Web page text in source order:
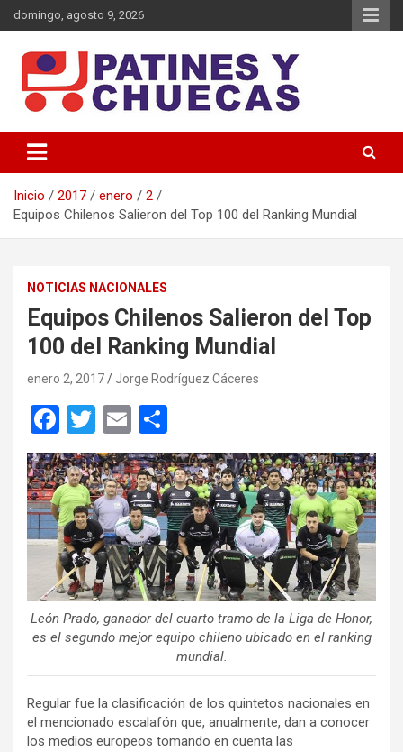
Saltar
al
domingo, agosto 9, 2026
Patines y Chuecas
Inicio 2017 enero
2
Equipos Chilenos Salieron del Top 100 del Ranking Mundial
NOTICIAS NACIONALES
Equipos Chilenos Salieron del Top
100 del Ranking Mundial
enero 2, 2017 Jorge Rodríguez Cáceres
F
a
ce
b
o
o
k
T
wi
tt
er
E
m
ail
o
m
p
ar
tir
León Prado, ganador del cuarto tramo de la Liga de Honor,
es el segundo mejor equipo chileno ubicado en el ranking
mundial.
Regular fue la clasificación de los quintetos nacionales en
el mencionado escalafón que, anualmente, dan a conocer
los medios europeos tomando en cuenta las